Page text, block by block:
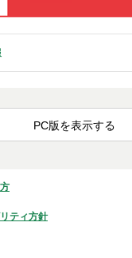
PC版を表示する
ティ方針